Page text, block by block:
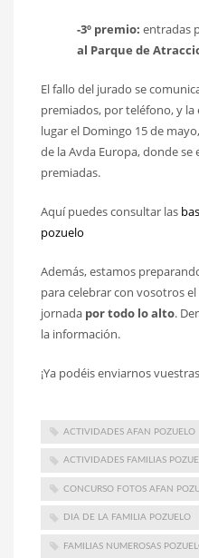
-3º premio: entradas
al Parque de
El fallo del jurado se
premiados, por teléfono, y
lugar el Domingo 15 de
de la Avda Europa, donde
premiadas.
Aquí puedes consultar las
pozuelo
Además, estamos
para celebrar con vosotros
jornada por todo lo alto.
la información.
¡Ya podéis enviarnos
ACTIVIDADES AFAN POZUELO
ACTIVIDADES FAMILIAS
CONCURSO FOTOS AFAN
DIA DE LA FAMILIA POZUELO
FAMILIAS NUMEROSAS